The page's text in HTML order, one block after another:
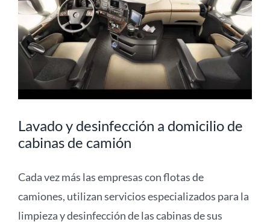
Lavado y desinfección a domicilio de
cabinas de camión
Cada vez más las empresas con flotas de
camiones, utilizan servicios especializados para la
limpieza y desinfección de las cabinas de sus